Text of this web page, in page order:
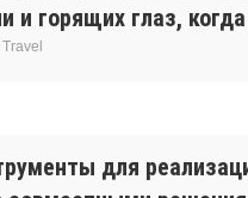
и горящих глаз,
для